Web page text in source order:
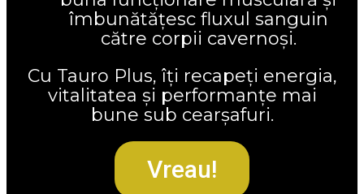
îmbunătățesc fluxul sanguin
către corpii cavernoși.
Cu Tauro Plus, îți recapeți energia,
vitalitatea și performanțe mai
bune sub cearșafuri.
Vreau!